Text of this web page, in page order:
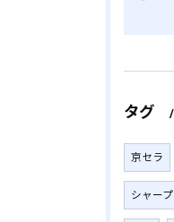
タグ
京セラ
シャープ